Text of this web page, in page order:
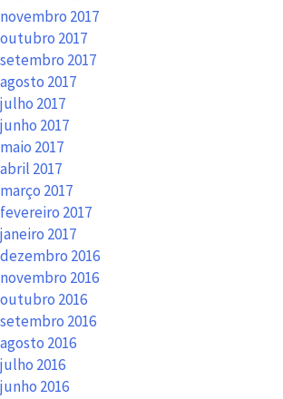
novembro 2017
outubro 2017
setembro 2017
agosto 2017
julho 2017
junho 2017
maio 2017
abril 2017
março 2017
fevereiro 2017
janeiro 2017
dezembro 2016
novembro 2016
outubro 2016
setembro 2016
agosto 2016
julho 2016
junho 2016